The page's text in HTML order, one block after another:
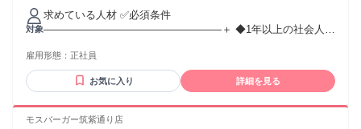
あり 1ヶ月あたり7万5164円（固定残業時間：1ヶ月あたり30
時間） 固定残業時間を超えた勤務時間については別途残業代
勤・家族手当金額：なし 全員に一律で支払われるその他手当
昇給年2回査定あり ⏩交通費支給（規定あり） ⭐月給には30時
間分の 固定残業代が含まれていますが、 実際の残業は平均月
10時間です♪ ■地域限定社員： 一般職をベースに、 地域特性
を考慮した給与体系 （目安：月給27万円～）
対象
求めている人材 ✅必須条件
―――――――――――――――――＋ ◆1年以上の社会人経
る方 ◆周りの仲間と協力し、 目標達成を目指せる方 ◆現状
に満足せず、 新しいチャレンジを楽しめる方 ✅歓迎条件
―――――――――――――――――＋ ◆販売・サービス業
ムセンターなど アミューズメント業界での実務経験 ◆企業や
雇用形態： 正社員
お気に入り 詳細を見る
モスバーガー筑紫通り店